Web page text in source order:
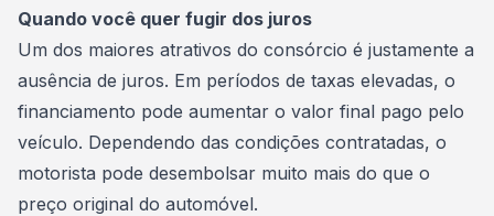
Quando você quer fugir dos juros
Um dos maiores atrativos do consórcio é justamente a
ausência de juros. Em períodos de taxas elevadas, o
financiamento pode aumentar o valor final pago pelo
veículo. Dependendo das condições contratadas, o
motorista pode desembolsar muito mais do que o
preço original do automóvel.